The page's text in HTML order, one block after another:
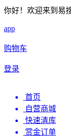
你好！欢迎来到易
app
购物车
登录
首页
自营商城
快速清库
赏金订单